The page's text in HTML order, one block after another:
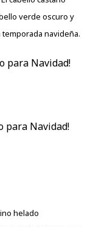
verde oscuro y
navideña.
helado